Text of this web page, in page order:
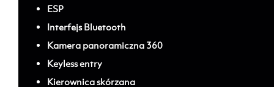
ESP
Interfejs Bluetooth
Kamera panoramiczna 360
Keyless entry
Kierownica skórzana